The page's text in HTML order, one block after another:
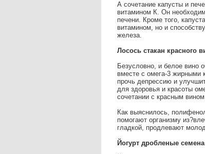
А сочетание капусты и
витамином К. Он
печени. Кроме того,
витамином, но и
железа.
Лосось стакан красного
Безусловно, и белое вино
вместе с омега-3 жирными
прочь депрессию и
для здоровья и красоты
сочетании с красным
Как выяснилось,
помогают организму
гладкой, продлевают
Йогурт дробленые